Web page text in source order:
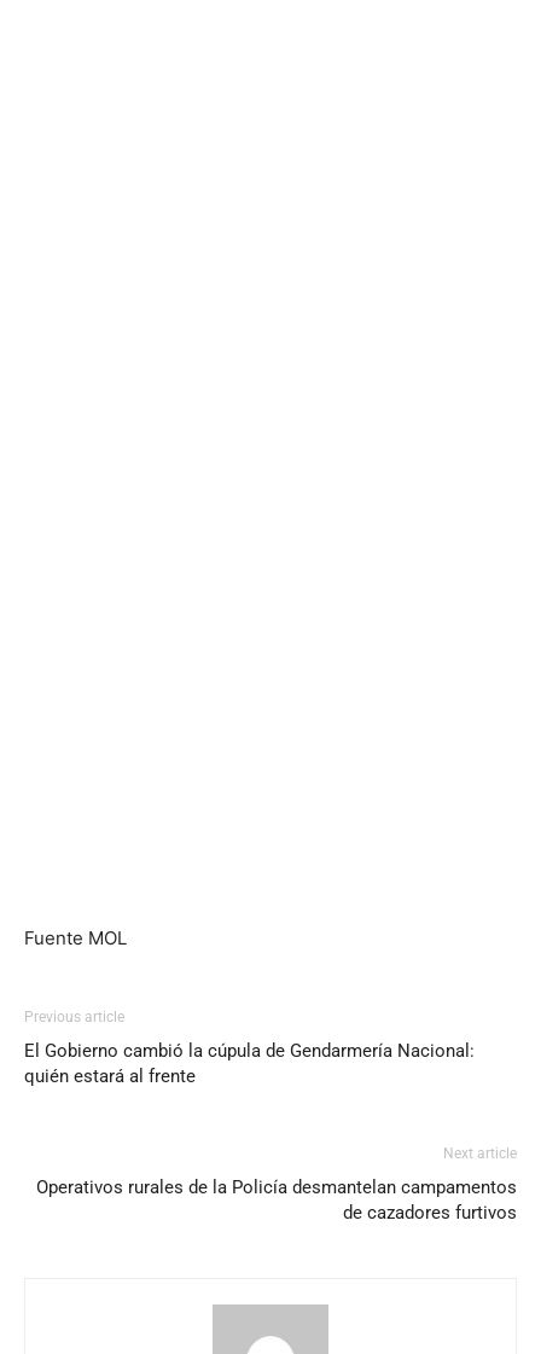
Fuente MOL
Previous article
El Gobierno cambió la cúpula de Gendarmería Nacional:
quién estará al frente
Next article
Operativos rurales de la Policía desmantelan campamentos
de cazadores furtivos